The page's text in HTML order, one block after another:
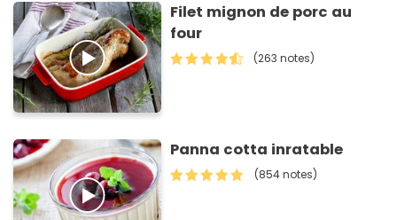
Filet mignon de porc au
four
(263 notes)
Panna cotta inratable
(854 notes)